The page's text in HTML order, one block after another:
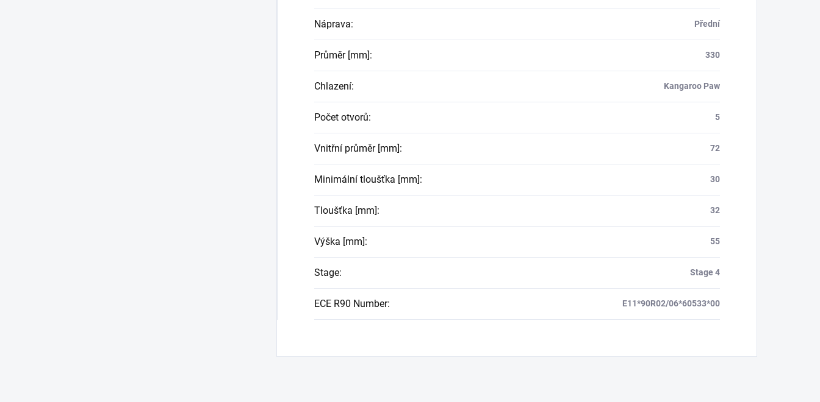
Náprava: Přední
Průměr [mm]: 330
Chlazení: Kangaroo Paw
Počet otvorů: 5
Vnitřní průměr [mm]: 72
Minimální tloušťka [mm]: 30
Tloušťka [mm]: 32
Výška [mm]: 55
Stage: Stage 4
ECE R90 Number: E11*90R02/06*60533*00